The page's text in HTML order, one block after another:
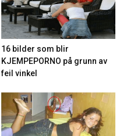
16 bilder som blir
KJEMPEPORNO på grunn av
feil vinkel